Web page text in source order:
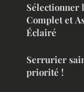
Sélectionner
Complet et
Éclairé
Serrurier
priorité !